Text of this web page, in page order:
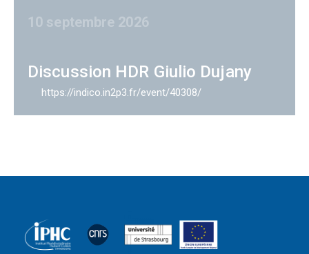
10 septembre 2026
Discussion HDR Giulio Dujany
https://indico.in2p3.fr/event/40308/